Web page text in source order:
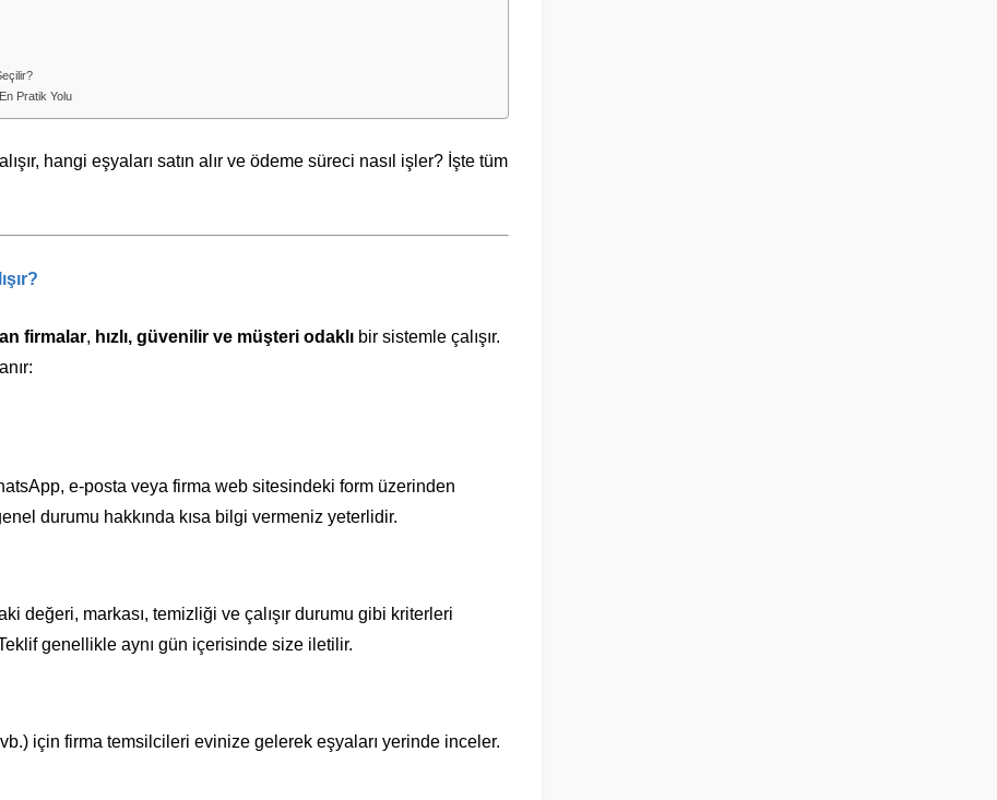
Pratik Yolu
hangi eşyaları satın alır ve ödeme süreci nasıl işler? İşte tüm
firmalar, hızlı, güvenilir ve müşteri odaklı bir sistemle çalışır.
e-posta veya firma web sitesindeki form üzerinden
durumu hakkında kısa bilgi vermeniz yeterlidir.
değeri, markası, temizliği ve çalışır durumu gibi kriterleri
genellikle aynı gün içerisinde size iletilir.
için firma temsilcileri evinize gelerek eşyaları yerinde inceler.